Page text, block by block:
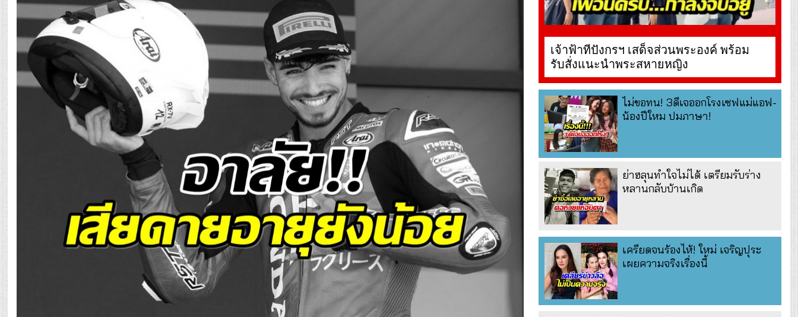
เจ้าฟ้าทีปังกรฯ เสด็จส่วนพระองค์ พร้อม
รับสั่งแนะนำพระสหายหญิง
ไม่ขอทน! 3ดีเจออกโรงเซฟแม่แอฟ-
น้องปีใหม ปมภาษา!
ย่าฮลุนทำใจไม่ได้ เตรียมรับร่าง
หลานกลับบ้านเกิด
เครียดจนร้องไห้! ใหม่ เจริญปุระ
เผยความจริงเรื่องนี้